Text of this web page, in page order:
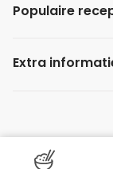
Populaire
Extra